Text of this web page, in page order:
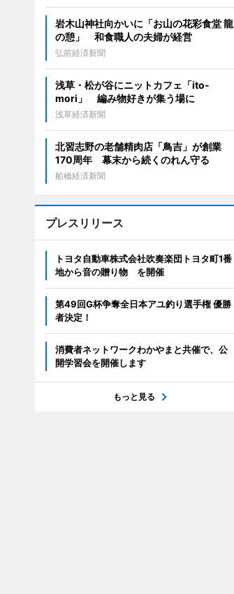
岩木山神社向かいに「お山の花彩食堂 龍
の憩」 和食職人の夫婦が経営
弘前経済新聞
浅草・松が谷にニットカフェ「ito-
mori」 編み物好きが集う場に
浅草経済新聞
北習志野の老舗精肉店「鳥吉」が創業
170周年 幕末から続くのれん守る
船橋経済新聞
プレスリリース
トヨタ自動車株式会社吹奏楽団トヨタ町1番
地から音の贈り物 を開催
第49回G杯争奪全日本アユ釣り選手権 優勝
者決定！
消費者ネットワークわかやまと共催で、公
開学習会を開催します
もっと見る